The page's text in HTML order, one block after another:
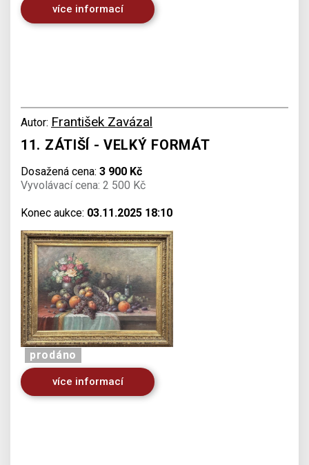
více informací
Autor: František Zavázal
11. ZÁTIŠÍ - VELKÝ FORMÁT
Dosažená cena: 3 900 Kč
Vyvolávací cena: 2 500 Kč
Konec aukce: 03.11.2025 18:10
prodáno
více informací